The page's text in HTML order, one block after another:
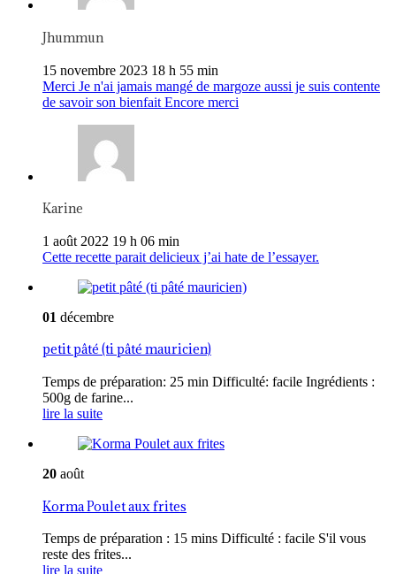
Jhummun
15 novembre 2023 18 h 55 min
Merci Je n'ai jamais mangé de margoze aussi je suis contente
de savoir son bienfait Encore merci
Karine
1 août 2022 19 h 06 min
Cette recette parait delicieux j’ai hate de l’essayer.
01 décembre
petit pâté (ti pâté mauricien)
Temps de préparation: 25 min Difficulté: facile Ingrédients :
500g de farine...
lire la suite
20 août
Korma Poulet aux frites
Temps de préparation : 15 mins Difficulté : facile S'il vous
reste des frites...
lire la suite